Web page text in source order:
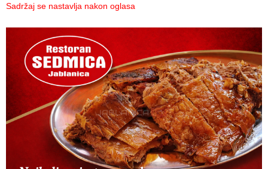
Sadržaj se nastavlja nakon oglasa